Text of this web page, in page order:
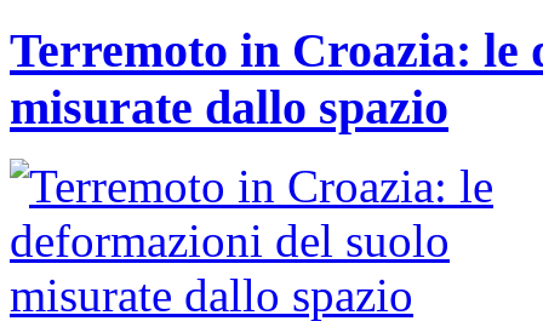
Terremoto in Croazia: le
misurate dallo spazio